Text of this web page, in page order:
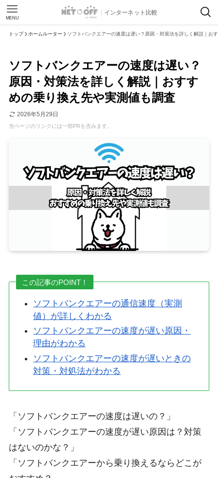
インターネット比較
MENU
トップ ホームルーター ソフトバンクエアーの速度は遅い？原因・対策法を詳しく解説｜お
ソフトバンクエアーの速度は遅い？
原因・対策法を詳しく解説｜おすす
めの乗り換え先や実測値も調査
2026年5月29日
当ページのリンクには一部PRを含みます。
この記事のPOINT！
ソフトバンクエアーの通信速度（実測
値）が詳しくわかる
ソフトバンクエアーの速度が遅い原因・
理由がわかる
ソフトバンクエアーの速度が遅いときの
対策・対処法がわかる
「ソフトバンクエアーの速度は遅いの？」
「ソフトバンクエアーの速度が遅い原因は？対策
はないのかな？」
「ソフトバンクエアーから乗り換えるならどこが